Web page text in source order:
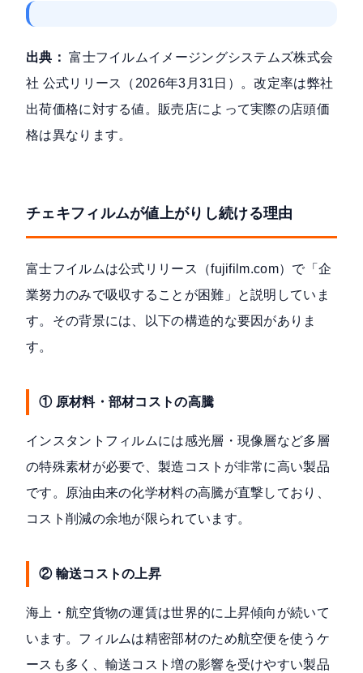
出典： 富士フイルムイメージングシステムズ株式会
社 公式リリース（2026年3月31日）。改定率は弊社
出荷価格に対する値。販売店によって実際の店頭価
格は異なります。
チェキフィルムが値上がりし続ける理由
富士フイルムは公式リリース（fujifilm.com）で「企
業努力のみで吸収することが困難」と説明していま
す。その背景には、以下の構造的な要因がありま
す。
① 原材料・部材コストの高騰
インスタントフィルムには感光層・現像層など多層
の特殊素材が必要で、製造コストが非常に高い製品
です。原油由来の化学材料の高騰が直撃しており、
コスト削減の余地が限られています。
② 輸送コストの上昇
海上・航空貨物の運賃は世界的に上昇傾向が続いて
います。フィルムは精密部材のため航空便を使うケ
ースも多く、輸送コスト増の影響を受けやすい製品